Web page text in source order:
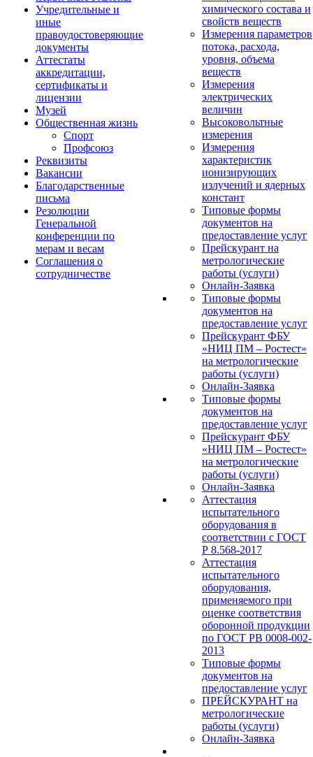
Учредительные и
иные
правоудостоверяющие
документы
Аттестаты
аккредитации,
сертификаты и
лицензии
Музей
Общественная жизнь
Спорт
Профсоюз
Реквизиты
Вакансии
Благодарственные
письма
Резолюции
Генеральной
конференции по
мерам и весам
Соглашения о
сотрудничестве
химического состава и
свойств веществ
Измерения параметров
потока, расхода,
уровня, объема
веществ
Измерения
электрических
величин
Высоковольтные
измерения
Измерения
характеристик
ионизирующих
излучений и ядерных
констант
Типовые формы
документов на
предоставление услуг
Прейскурант на
метрологические
работы (услуги)
Онлайн-Заявка
Типовые формы
документов на
предоставление услуг
Прейскурант ФБУ
«НИЦ ПМ – Ростест»
на метрологические
работы (услуги)
Онлайн-Заявка
Типовые формы
документов на
предоставление услуг
Прейскурант ФБУ
«НИЦ ПМ – Ростест»
на метрологические
работы (услуги)
Онлайн-Заявка
Аттестация
испытательного
оборудования в
соответствии с ГОСТ
Р 8.568-2017
Аттестация
испытательного
оборудования,
применяемого при
оценке соответствия
оборонной продукции
по ГОСТ РВ 0008-002-
2013
Типовые формы
документов на
предоставление услуг
ПРЕЙСКУРАНТ на
метрологические
работы (услуги)
Онлайн-Заявка